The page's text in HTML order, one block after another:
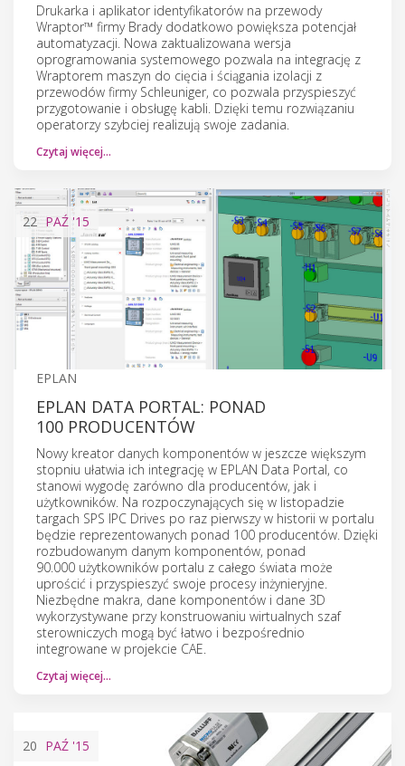
Drukarka i aplikator identyfikatorów na przewody
Wraptor™ firmy Brady dodatkowo powiększa potencjał
automatyzacji. Nowa zaktualizowana wersja
oprogramowania systemowego pozwala na integrację z
Wraptorem maszyn do cięcia i ściągania izolacji z
przewodów firmy Schleuniger, co pozwala przyspieszyć
przygotowanie i obsługę kabli. Dzięki temu rozwiązaniu
operatorzy szybciej realizują swoje zadania.
Czytaj więcej…
22 PAŹ '15
EPLAN
EPLAN DATA PORTAL: PONAD
100 PRODUCENTÓW
Nowy kreator danych komponentów w jeszcze większym
stopniu ułatwia ich integrację w EPLAN Data Portal, co
stanowi wygodę zarówno dla producentów, jak i
użytkowników. Na rozpoczynających się w listopadzie
targach SPS IPC Drives po raz pierwszy w historii w portalu
będzie reprezentowanych ponad 100 producentów. Dzięki
rozbudowanym danym komponentów, ponad
90.000 użytkowników portalu z całego świata może
uprościć i przyspieszyć swoje procesy inżynieryjne.
Niezbędne makra, dane komponentów i dane 3D
wykorzystywane przy konstruowaniu wirtualnych szaf
sterowniczych mogą być łatwo i bezpośrednio
integrowane w projekcie CAE.
Czytaj więcej…
20 PAŹ '15